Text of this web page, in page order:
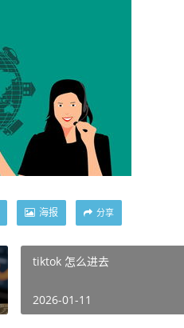
海报 分享
tiktok 怎么进去
2026-01-11